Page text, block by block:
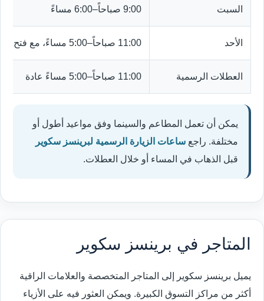
السبت 9:00 صباحاً–6:00 مساءً
الأحد 11:00 صباحاً–5:00 مساءً، مع فتح الأبواب من 10:00 صباحاً
العطلات الرسمية 11:00 صباحاً–5:00 مساءً عادة
يمكن أن تعمل المطاعم والسينما وفق مواعيد أطول أو
مختلفة. راجع ساعات الزيارة الرسمية لبرينسز سكوير
قبل الذهاب في المساء أو خلال العطلات.
المتاجر في برينسز سكوير
يميل برينسز سكوير إلى المتاجر المتخصصة والعلامات الراقية
أكثر من مراكز التسوق الكبيرة. ويمكن العثور فيه على الأزياء